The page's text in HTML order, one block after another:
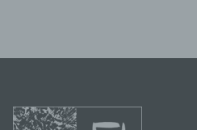
Verarbeitung durch das
Unionsrecht oder dem
vorgesehen werden.